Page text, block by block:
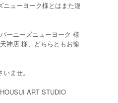
ニューヨーク様とはまた違
ーニーズニューヨーク 様
神店 様、どちらともお愉
ませ。
ART STUDIO